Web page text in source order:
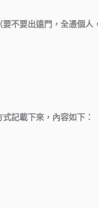
不要出遠門，全憑個人
記載下來，內容如下：